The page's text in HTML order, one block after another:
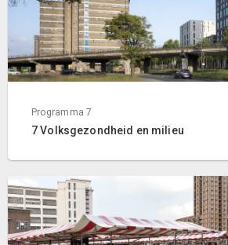
Programma 7
7 Volksgezondheid en milieu